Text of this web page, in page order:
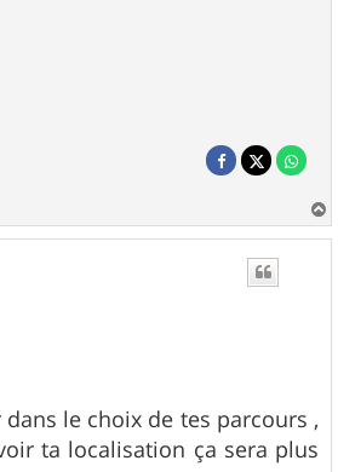
a
le choix de tes parcours ,
ta localisation ça sera plus